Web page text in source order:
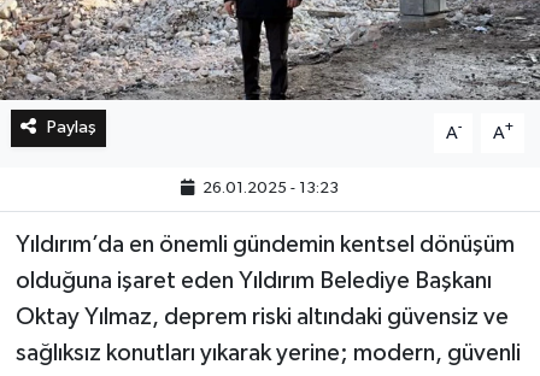
Paylaş A- A+
26.01.2025 - 13:23
Yıldırım’da en önemli gündemin kentsel dönüşüm
olduğuna işaret eden Yıldırım Belediye Başkanı
Oktay Yılmaz, deprem riski altındaki güvensiz ve
sağlıksız konutları yıkarak yerine; modern, güvenli